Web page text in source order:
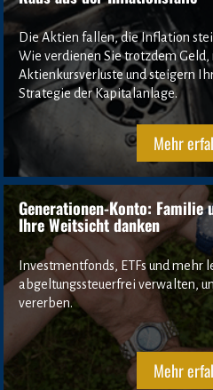
Die Aktien fallen, die Inflation
Wie verdienen Sie trotzdem Geld,
Aktienkursverluste und steigern
Strategie der Kapitalanlage.
Mehr
Generationen-Konto: Familie
Ihre Weitsicht danken
Investmentfonds, ETFs und mehr
abgeltungssteuerfrei verwalten,
vererben.
Mehr